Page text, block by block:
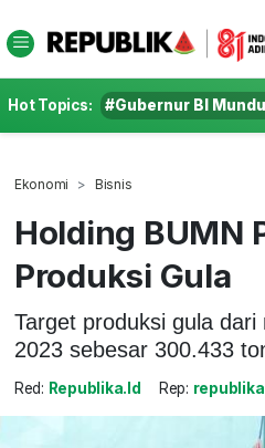
Hot Topics: #Gubernur BI
Ekonomi Bisnis
Holding BUMN
Produksi Gula
Target produksi gula dari
2023 sebesar 300.433
Red: Republika.id Rep: